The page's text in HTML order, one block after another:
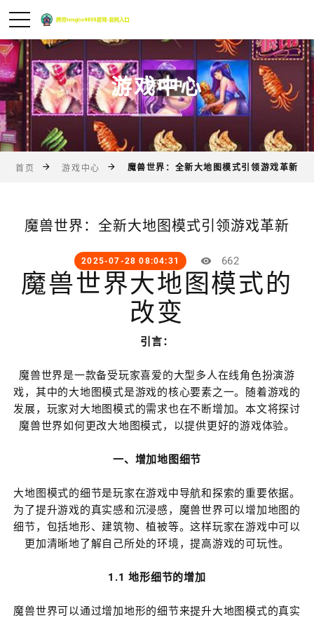
游戏中心
首页 游戏中心 魔兽世界：全新大地图模式引领游戏革新
魔兽世界：全新大地图模式引领游戏革新
2025-07-28 08:04:31 662
魔兽世界大地图模式的
改变
引言：
魔兽世界是一款备受玩家喜爱的大型多人在线角色扮演游
戏，其中的大地图模式是游戏的核心要素之一。随着游戏的
发展，玩家对大地图模式的需求也在不断增加。本文将探讨
魔兽世界如何更改大地图模式，以提供更好的游戏体验。
一、增加地图细节
大地图模式的细节是玩家在游戏中导航和探索的重要依据。
为了提升游戏的真实感和沉浸感，魔兽世界可以增加地图的
细节，包括地形、建筑物、植被等。这样玩家在游戏中可以
更加清晰地了解自己所处的环境，提高游戏的可玩性。
1.1 地形细节的增加
魔兽世界可以通过增加地形的细节来提升大地图模式的真实